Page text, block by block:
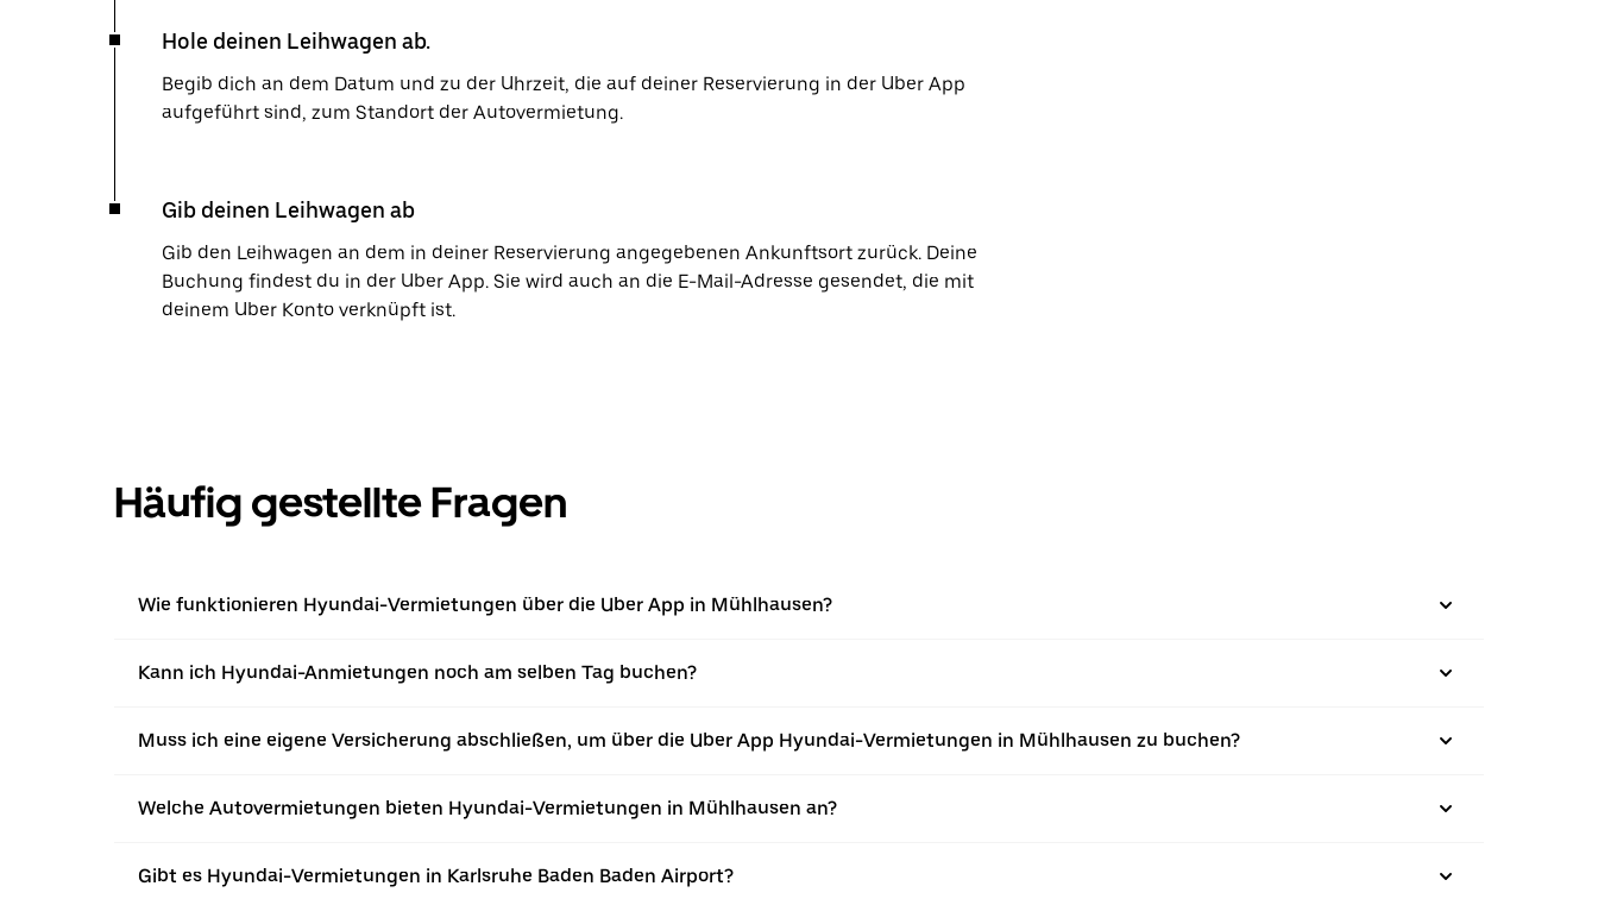
Hole deinen Leihwagen ab.
Begib dich an dem Datum und zu der Uhrzeit, die auf deiner Reservierung in der Uber App
aufgeführt sind, zum Standort der Autovermietung.
Gib deinen Leihwagen ab
Gib den Leihwagen an dem in deiner Reservierung angegebenen Ankunftsort zurück. Deine
Buchung findest du in der Uber App. Sie wird auch an die E-Mail-Adresse gesendet, die mit
deinem Uber Konto verknüpft ist.
Häufig gestellte Fragen
Wie funktionieren Hyundai-Vermietungen über die Uber App in Mühlhausen?
Kann ich Hyundai-Anmietungen noch am selben Tag buchen?
Muss ich eine eigene Versicherung abschließen, um über die Uber App Hyundai-Vermietungen in Mühlhausen zu buchen?
Welche Autovermietungen bieten Hyundai-Vermietungen in Mühlhausen an?
Gibt es Hyundai-Vermietungen in Karlsruhe Baden Baden Airport?